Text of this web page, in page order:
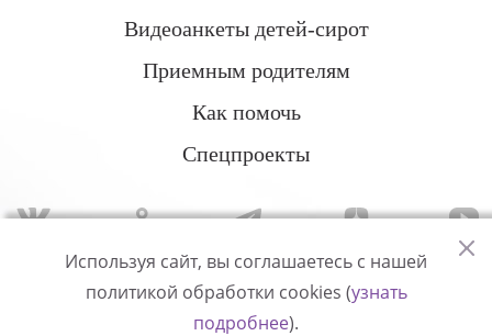
Видеоанкеты детей-сирот
Приемным родителям
Как помочь
Спецпроекты
Политика конфиденциальности
Используя сайт, вы соглашаетесь с нашей
политикой обработки cookies (узнать
подробнее).